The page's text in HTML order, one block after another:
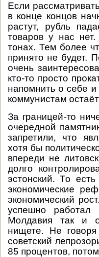
Если
в конце концов
растут, рубль
товаров у нас
тонах. Тем более
принято не будет.
очень
кто-то просто
напомнить о себе
коммунистам
За границей-то
очередной
запретили, что
хотя бы
впереди не
долго
эстонский. То
экономические
экономический
успешно работал
Молдавия так и
нищете. Не
советский
85 процентов,